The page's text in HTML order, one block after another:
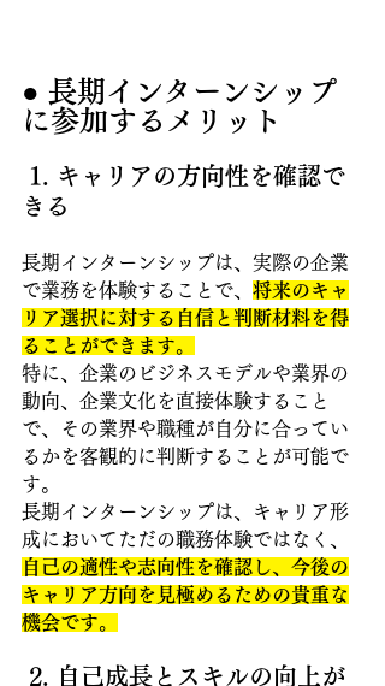
● 長期インターンシップ
に参加するメリット
きる
長期インターンシップは、実際の企業
で業務を体験することで、 将来のキャ
リア選択に対する自信と判断材料を得
ることができます。
特に、企業のビジネスモデルや業界の
動向、企業文化を直接体験すること
で、その業界や職種が自分に合ってい
るかを客観的に判断することが可能で
す。
長期インターンシップは、キャリア形
成においてただの職務体験ではなく、
自己の適性や志向性を確認し、今後の
キャリア方向を見極めるための貴重な
機会です。